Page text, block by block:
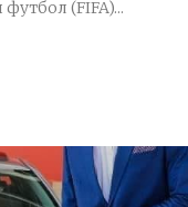
(FIFA)...